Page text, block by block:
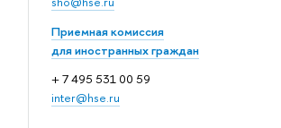
Приемная комиссия
для иностранных граждан
+ 7 495 531 00 59
inter@hse.ru